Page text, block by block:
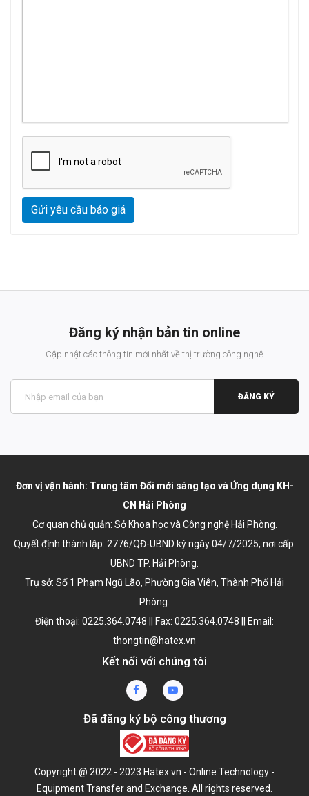
Gửi yêu cầu báo giá
Đăng ký nhận bản tin online
Cập nhật các thông tin mới nhất về thị trường công nghệ
ĐĂNG KÝ
Đơn vị vận hành: Trung tâm Đổi mới sáng tạo và Ứng dụng KH-
CN Hải Phòng
Cơ quan chủ quản: Sở Khoa học và Công nghệ Hải Phòng.
Quyết định thành lập: 2776/QĐ-UBND ký ngày 04/7/2025, nơi cấp:
UBND TP. Hải Phòng.
Trụ sở: Số 1 Phạm Ngũ Lão, Phường Gia Viên, Thành Phố Hải
Phòng.
Điện thoại: 0225.364.0748 || Fax: 0225.364.0748 || Email:
thongtin@hatex.vn
Kết nối với chúng tôi
Đã đăng ký bộ công thương
Copyright @ 2022 - 2023 Hatex.vn - Online Technology -
Equipment Transfer and Exchange. All rights reserved.